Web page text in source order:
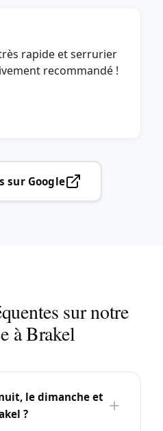
rapide et serrurier
recommandé !
sur Google
sur notre
à Brakel
le dimanche et
?